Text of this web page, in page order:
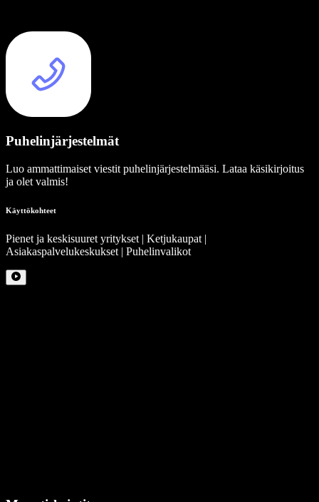
Puhelinjärjestelmät
Luo ammattimaiset viestit puhelinjärjestelmääsi. Lataa käsikirjoitus
ja olet valmis!
Käyttökohteet
Pienet ja keskisuuret yritykset | Ketjukaupat |
Asiakaspalvelukeskukset | Puhelinvalikot